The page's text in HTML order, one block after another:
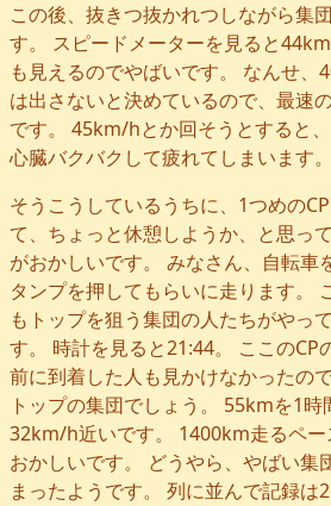
この後、抜きつ抜かれつしながら集
す。 スピードメーターを見ると
も見えるのでやばいです。 なんせ
は出さないと決めているので、最速
です。 45km/hとか回そうとすると、
心臓バクバクして疲れてしまいます。
そうこうしているうちに、1つめの
て、ちょっと休憩しようか、と思っ
がおかしいです。 みなさん、自転車
タンプを押してもらいに走ります。
もトップを狙う集団の人たちがやっ
す。 時計を見ると21:44。 ここのCP
前に到着した人も見かけなかったの
トップの集団でしょう。 55kmを1
32km/h近いです。 1400km走るペ
おかしいです。 どうやら、やばい集
まったようです。 列に並んで記録は